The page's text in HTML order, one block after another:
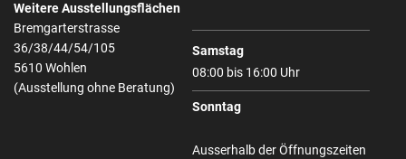
Weitere Ausstellungsflächen
Bremgarterstrasse
36/38/44/54/105
5610 Wohlen
(Ausstellung ohne Beratung)
Samstag
08:00 bis 16:00 Uhr
Sonntag
Ausserhalb der Öffnungszeiten